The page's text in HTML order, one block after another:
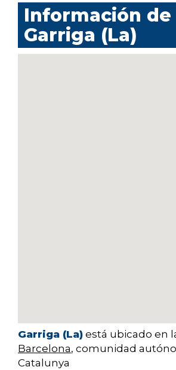
Información de
Garriga (La)
Garriga (La) está ubicado en
Barcelona, comunidad
Catalunya